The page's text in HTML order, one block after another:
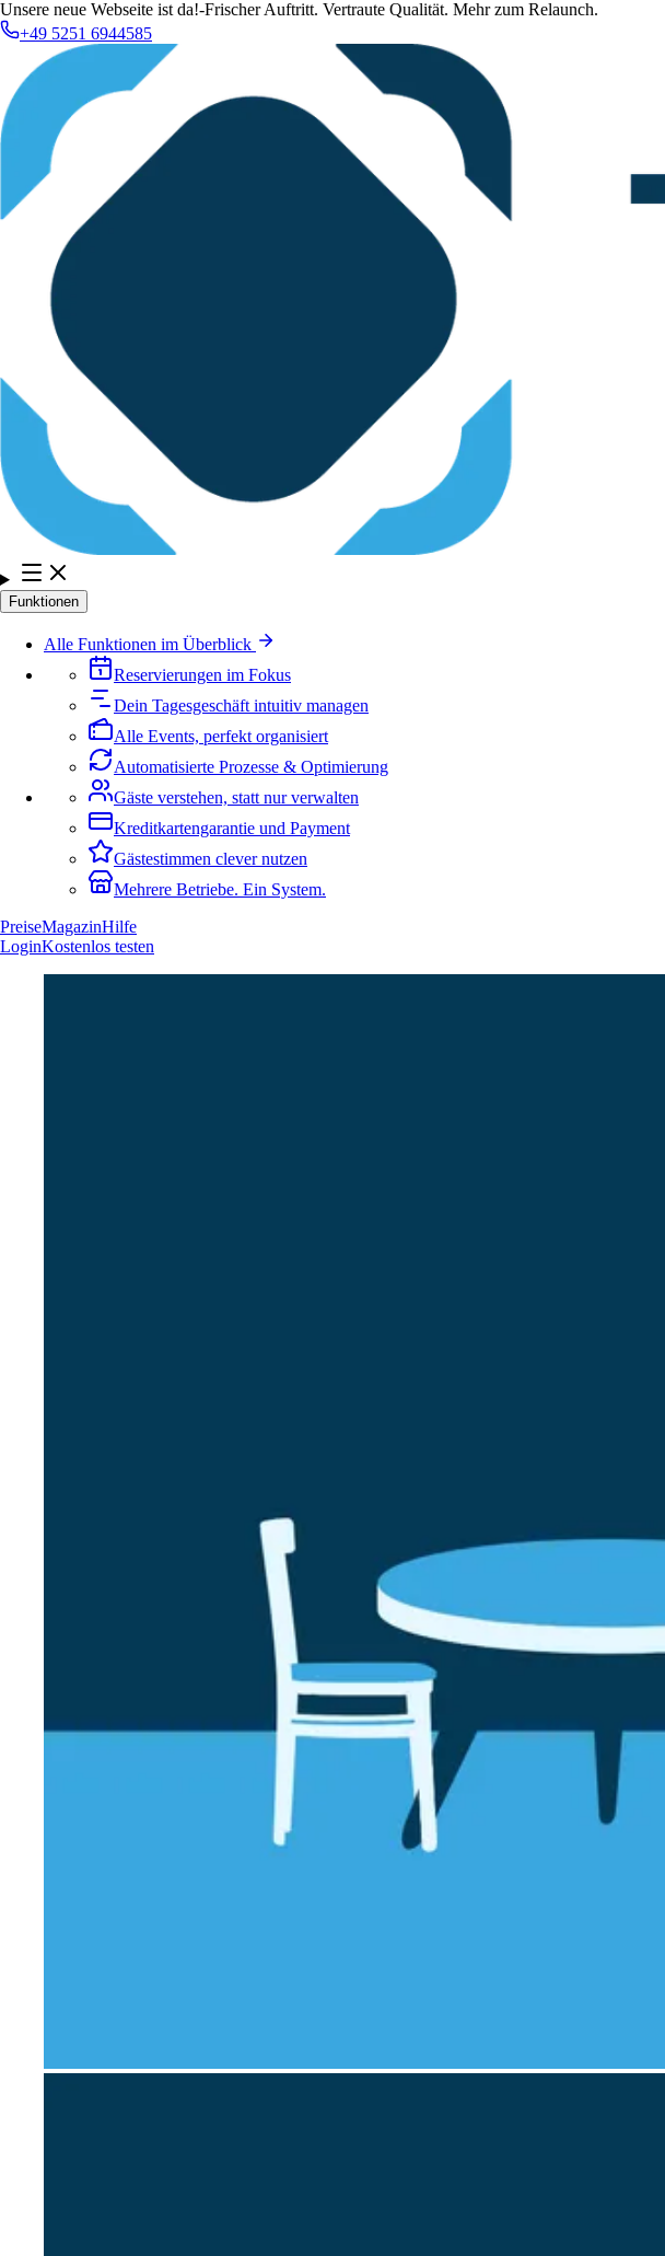
Unsere neue Webseite ist da!-Frischer Auftritt. Vertraute Qualität. Mehr zum Relaunch.
+49 5251 6944585
Funktionen
Alle Funktionen im Überblick
Reservierungen im Fokus
Dein Tagesgeschäft intuitiv managen
Alle Events, perfekt organisiert
Automatisierte Prozesse & Optimierung
Gäste verstehen, statt nur verwalten
Kreditkartengarantie und Payment
Gästestimmen clever nutzen
Mehrere Betriebe. Ein System.
PreiseMagazinHilfe
LoginKostenlos testen